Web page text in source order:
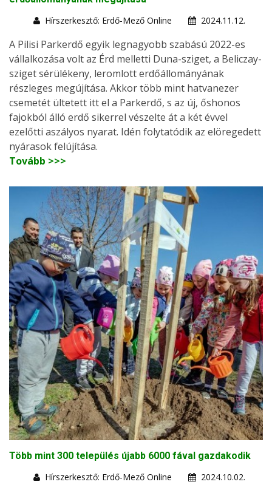
Hírszerkesztő: Erdő-Mező Online
2024.11.12.
A Pilisi Parkerdő egyik legnagyobb szabású 2022-es
vállalkozása volt az Érd melletti Duna-sziget, a Beliczay-
sziget sérülékeny, leromlott erdőállományának
részleges megújítása. Akkor több mint hatvanezer
csemetét ültetett itt el a Parkerdő, s az új, őshonos
fajokból álló erdő sikerrel vészelte át a két évvel
ezelőtti aszályos nyarat. Idén folytatódik az elöregedett
nyárasok felújítása.
Tovább >>>
Több mint 300 település újabb 6000 fával gazdakodik
Hírszerkesztő: Erdő-Mező Online
2024.10.02.